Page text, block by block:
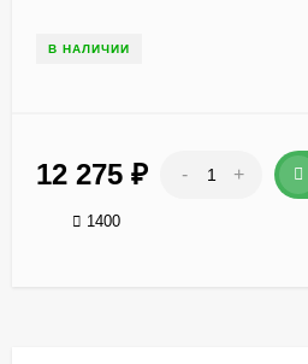
В НАЛИЧИИ
12 275 ₽ - +
1400